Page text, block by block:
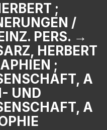
;
/
PERS. →
HERBERT
;
A
UND
A